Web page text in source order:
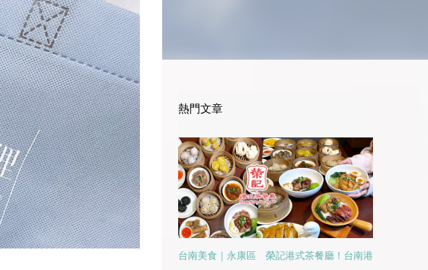
熱門文章
台南美食｜永康區 榮記港式茶餐廳！台南港